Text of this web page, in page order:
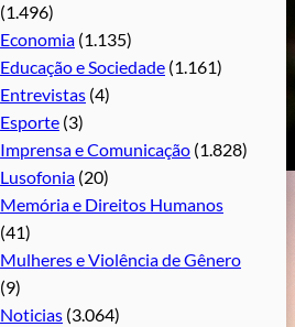
(1.496)
Economia (1.135)
Educação e Sociedade (1.161)
Entrevistas (4)
Esporte (3)
Imprensa e Comunicação (1.828)
Lusofonia (20)
Memória e Direitos Humanos
(41)
Mulheres e Violência de Gênero
(9)
Noticias (3.064)